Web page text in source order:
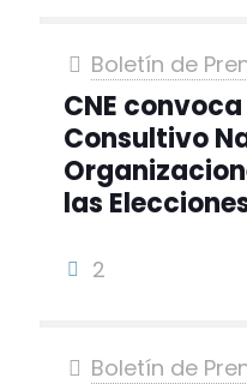
Boletín de
CNE
Consultivo
las
2
Boletín de